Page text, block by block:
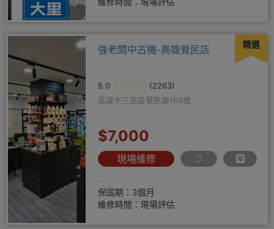
精選
強老闆中古機-高雄覺民店
5.0
(2263)
高雄市三民區覺民路168號
$7,000
現場維修
保固期：3個月
維修時間：現場評估